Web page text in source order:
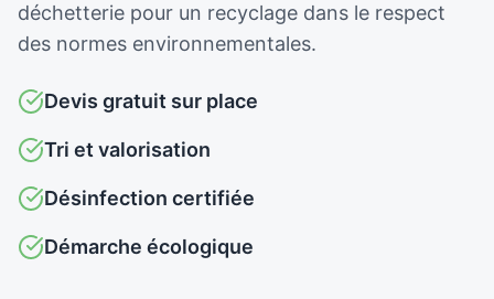
déchetterie pour un recyclage dans le respect
des normes environnementales.
Devis gratuit sur place
Tri et valorisation
Désinfection certifiée
Démarche écologique